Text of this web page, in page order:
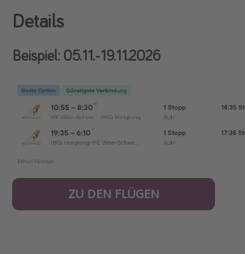
Details
Beispiel: 05.11.-19.11.2026
ZU DEN FLÜGEN